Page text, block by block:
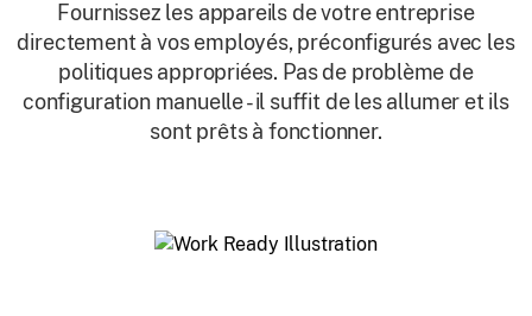
Fournissez les appareils de votre entreprise
directement à vos employés, préconfigurés avec les
politiques appropriées. Pas de problème de
configuration manuelle - il suffit de les allumer et ils
sont prêts à fonctionner.